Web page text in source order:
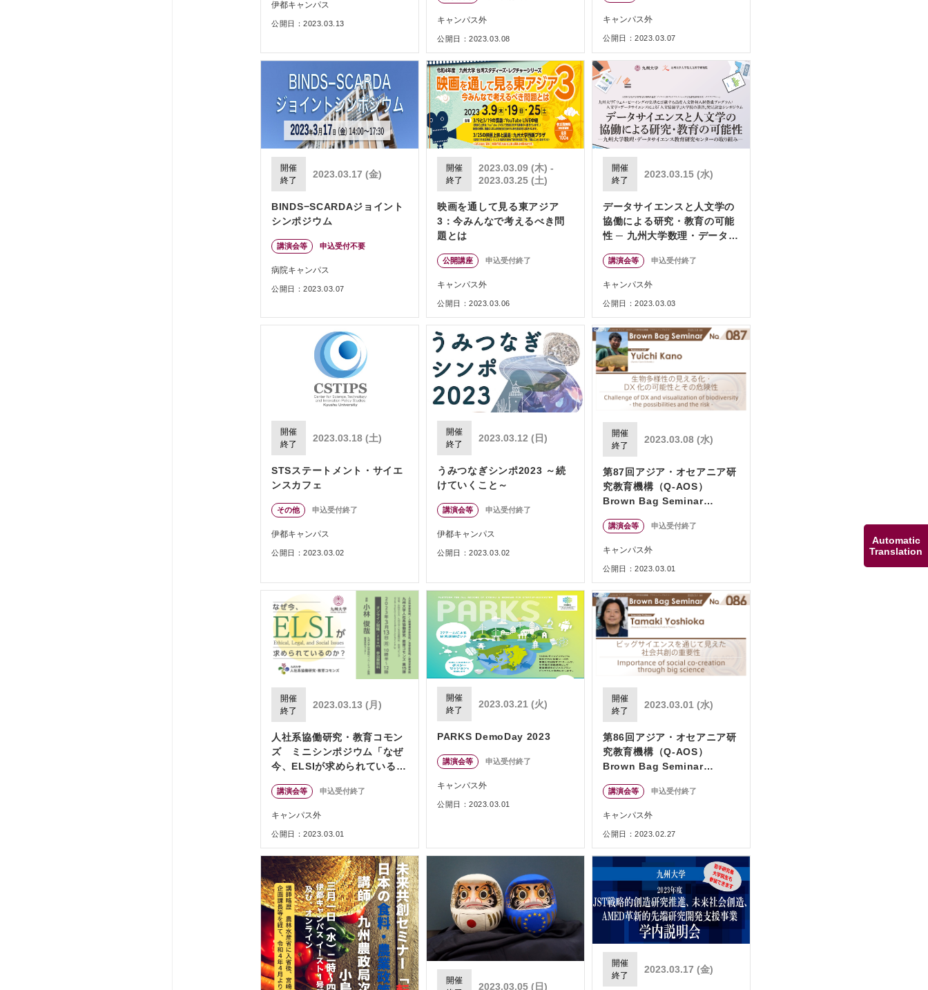
Automatic
Translation
伊都キャンパス
公開日：2023.03.13 キャンパス外
公開日：2023.03.08
キャンパス外
公開日：2023.03.07
開催
終了
2023.03.17 (金)
BINDS−SCARDAジョイント
シンポジウム
講演会等 申込受付不要
病院キャンパス
公開日：2023.03.07
開催
終了
2023.03.09 (木) -
2023.03.25 (土)
映画を通して見る東アジア
3：今みんなで考えるべき問
題とは
公開講座 申込受付終了
キャンパス外
公開日：2023.03.06
開催
終了
2023.03.15 (水)
データサイエンスと人文学の
協働による研究・教育の可能
性 ─ 九州大学数理・データサ
取り組み ─
講演会等 申込受付終了
キャンパス外
公開日：2023.03.03
開催
終了
2023.03.18 (土)
STSステートメント・サイエ
ンスカフェ
その他 申込受付終了
伊都キャンパス
公開日：2023.03.02
開催
終了
2023.03.12 (日)
うみつなぎシンポ2023 ～続
けていくこと～
講演会等 申込受付終了
伊都キャンパス
公開日：2023.03.02
開催
終了
2023.03.08 (水)
第87回アジア・オセアニア研
究教育機構（Q-AOS）
Brown Bag Seminar
化・DX 化の可能性とその危
険性」
講演会等 申込受付終了
キャンパス外
公開日：2023.03.01
開催
終了
2023.03.13 (月)
人社系協働研究・教育コモン
ズ ミニシンポジウム「なぜ
今、ELSIが求められているの
講演会等 申込受付終了
キャンパス外
公開日：2023.03.01
開催
終了
2023.03.21 (火)
PARKS DemoDay 2023
講演会等 申込受付終了
キャンパス外
公開日：2023.03.01
開催
終了
2023.03.01 (水)
第86回アジア・オセアニア研
究教育機構（Q-AOS）
Brown Bag Seminar
通じて見えた社会共創の重要
性」
講演会等 申込受付終了
キャンパス外
公開日：2023.02.27
開催
2023.03.05 (日)
開催
終了
2023.03.17 (金)